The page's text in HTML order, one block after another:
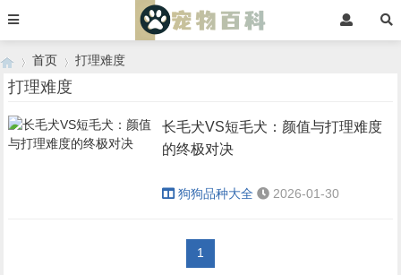
›
首页
›
打理难度
打理难度
长毛犬VS短毛犬：颜值与打理难度
的终极对决
狗狗品种大全 2026-01-30
1